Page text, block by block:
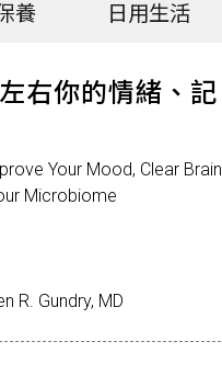
養 日用生活
右你的情緒、記
Your Mood, Clear Brain
Microbiome
R. Gundry, MD